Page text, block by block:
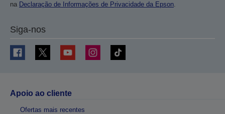
na Declaração de Informações de Privacidade da Epson.
Siga-nos
Apoio ao cliente
Ofertas mais recentes